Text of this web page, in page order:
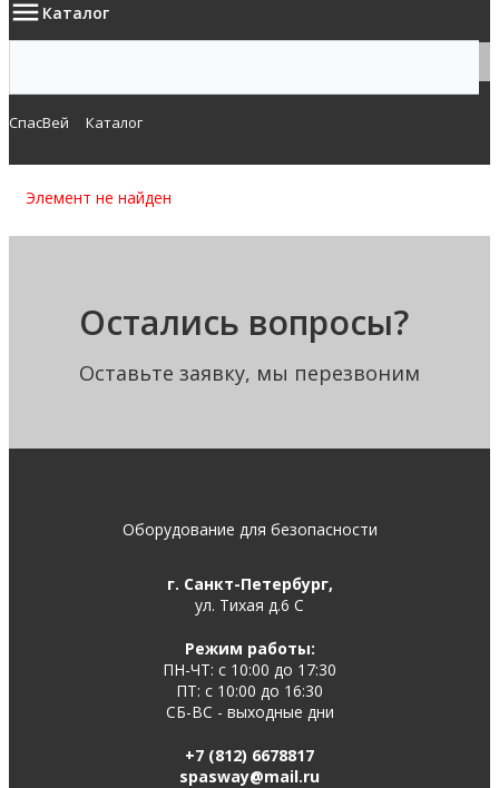
Каталог
СпасВей Каталог
Элемент не найден
Остались вопросы?
Оставьте заявку, мы перезвоним
Оборудование для безопасности
г. Санкт-Петербург,
ул. Тихая д.6 С
Режим работы:
ПН-ЧТ: с 10:00 до 17:30
ПТ: с 10:00 до 16:30
СБ-ВС - выходные дни
+7 (812) 6678817
spasway@mail.ru